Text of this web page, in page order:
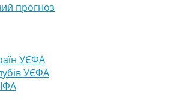
прогноз
УЄФА
УЄФА